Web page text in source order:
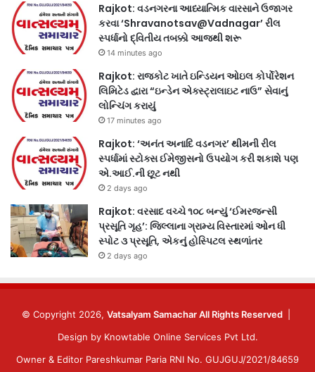
Rajkot: વડનગરના આધ્યાત્મિક વારસાને ઉજાગર
કરવા ‘Shravanotsav@Vadnagar’ રીલ
સ્પર્ધાનો દ્વિતીય તબક્કો આજથી શરૂ
14 minutes ago
Rajkot: રાજકોટ ખાતે ઇન્ડિયન ઓઇલ કોર્પોરેશન
લિમિટેડ દ્વારા “ઇન્ડેન એક્સ્ટ્રાલાઇટ નાઉ” સેવાનું
લોન્ચિંગ કરાયું
17 minutes ago
Rajkot: ‘અનંત અનાદિ વડનગર’ થીમની રીલ
સ્પર્ધામાં સ્ટોક્સ ઈમેજીસનો ઉપયોગ કરી શકાશે પણ
એ.આઈ.ની છૂટ નથી
2 days ago
Rajkot: વરસાદ વચ્ચે ૧૦૮ બન્યું ‘ઈમરજન્સી
પ્રસૂતિ ગૃહ’: જિલ્લાના ગ્રામ્ય વિસ્તારમાં ઓન ધી
સ્પોટ ૩ પ્રસૂતિ, એકનું હોસ્પિટલ સ્થળાંતર
2 days ago
© Copyright 2026, Vatsalyam Samachar All Rights Reserved
Design by Knowtable Online Services Pvt Ltd.
Owner & Editor Pareshkumar Paria RNI No. GUJGUJ/2021/84659